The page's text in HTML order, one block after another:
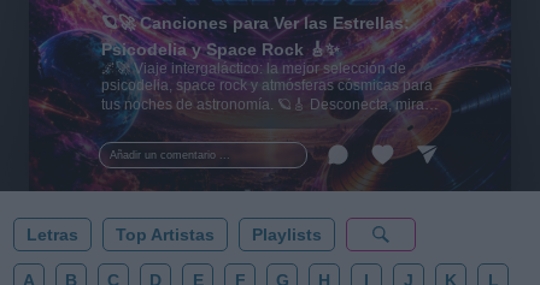
Añadir un comentario ...
🪐🚀 Canciones para Ver las Estrellas:
Psicodelia y Space Rock 🎸✨
🌌🚀 Viaje intergaláctico: la mejor selección de
psicodelia, space rock y atmósferas cósmicas para
tus noches de astronomía. 🪐🎸 Desconecta, mira
al firmamento y siente la gravedad cero. 💾 ¡Guarda
esta colección para tu próxima noche estrellada!
✨⭐
Letras Top Artistas Playlists
A B C D E F G H I J K L